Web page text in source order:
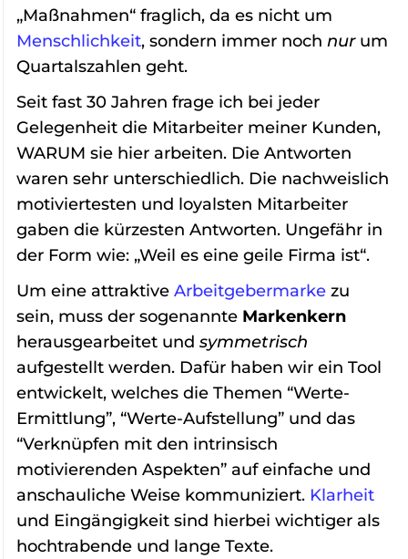
„Maßnahmen“ fraglich, da es nicht um
Menschlichkeit, sondern immer noch nur um
Quartalszahlen geht.
Seit fast 30 Jahren frage ich bei jeder
Gelegenheit die Mitarbeiter meiner Kunden,
WARUM sie hier arbeiten. Die Antworten
waren sehr unterschiedlich. Die nachweislich
motiviertesten und loyalsten Mitarbeiter
gaben die kürzesten Antworten. Ungefähr in
der Form wie: „Weil es eine geile Firma ist“.
Um eine attraktive Arbeitgebermarke zu
sein, muss der sogenannte Markenkern
herausgearbeitet und symmetrisch
aufgestellt werden. Dafür haben wir ein Tool
entwickelt, welches die Themen “Werte-
Ermittlung”, “Werte-Aufstellung” und das
“Verknüpfen mit den intrinsisch
motivierenden Aspekten” auf einfache und
anschauliche Weise kommuniziert. Klarheit
und Eingängigkeit sind hierbei wichtiger als
hochtrabende und lange Texte.